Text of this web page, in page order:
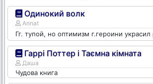
Одинокий волк
Annat
Гг. тупой, но оптимизм г.героини
Гаррі Поттер і Таємна кімната
Даша
Чудова книга